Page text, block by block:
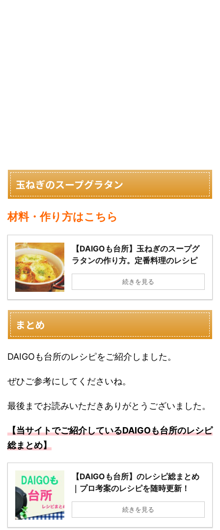
玉ねぎのスープグラタン
材料・作り方はこちら
【DAIGOも台所】玉ねぎのスープグ
ラタンの作り方。定番料理のレシピ
続きを見る
まとめ
DAIGOも台所のレシピをご紹介しました。
ぜひご参考にしてくださいね。
最後までお読みいただきありがとうございました。
【当サイトでご紹介しているDAIGOも台所のレシピ
総まとめ】
【DAIGOも台所】のレシピ総まとめ
｜プロ考案のレシピを随時更新！
続きを見る